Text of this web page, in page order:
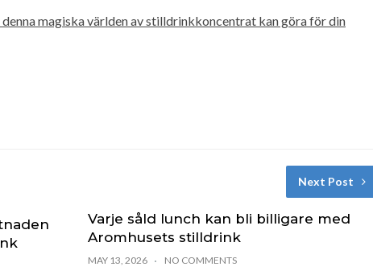
denna magiska världen av stilldrinkkoncentrat kan göra för din
Next Post
Varje såld lunch kan bli billigare med
Aromhusets stilldrink
MAY 13, 2026 NO COMMENTS